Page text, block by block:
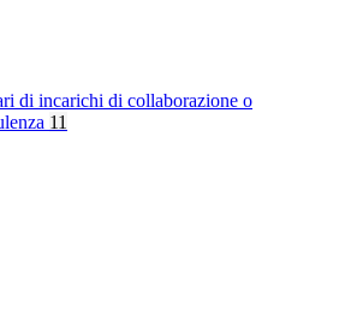
di incarichi di collaborazione o
11